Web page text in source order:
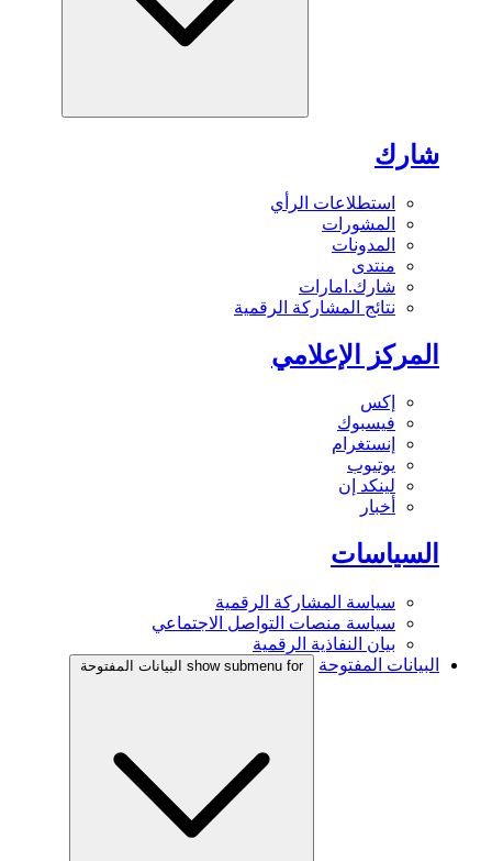
شارك
استطلاعات الرأي
المشورات
المدونات
منتدى
شارك.امارات
نتائج المشاركة الرقمية
المركز الإعلامي
إكس
فيسبوك
إنستغرام
يوتيوب
لينكد إن
أخبار
السياسات
سياسة المشاركة الرقمية
سياسة منصات التواصل الاجتماعي
بيان النفاذية الرقمية
البيانات المفتوحة
show submenu for البيانات المفتوحة